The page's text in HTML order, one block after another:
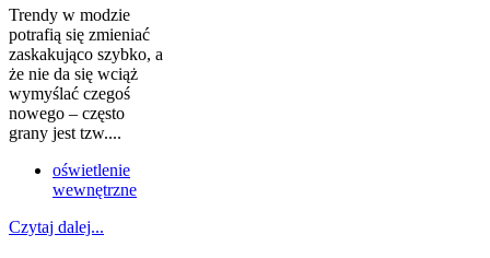
Trendy w modzie
potrafią się zmieniać
zaskakująco szybko, a
że nie da się wciąż
wymyślać czegoś
nowego – często
grany jest tzw....
oświetlenie
wewnętrzne
Czytaj dalej...